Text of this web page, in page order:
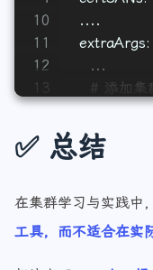
9
10
11
12
13
15
  certSANs:
  ....
  extraArgs:
    ...
# 添加集
# 通过自定
✅ 总结
在集群学习与实践中，
工具，而不适合在实